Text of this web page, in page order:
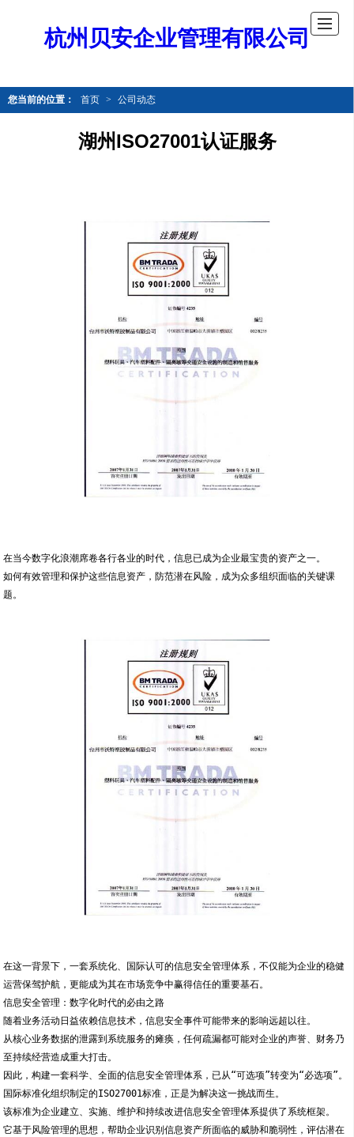
杭州贝安企业管理有限公司
您当前的位置： 首页 > 公司动态
湖州ISO27001认证服务
在当今数字化浪潮席卷各行各业的时代，信息已成为企业最宝贵的资产之一。
如何有效管理和保护这些信息资产，防范潜在风险，成为众多组织面临的关键课
题。
在这一背景下，一套系统化、国际认可的信息安全管理体系，不仅能为企业的稳健
运营保驾护航，更能成为其在市场竞争中赢得信任的重要基石。
信息安全管理：数字化时代的必由之路
随着业务活动日益依赖信息技术，信息安全事件可能带来的影响远超以往。
从核心业务数据的泄露到系统服务的瘫痪，任何疏漏都可能对企业的声誉、财务乃
至持续经营造成重大打击。
因此，构建一套科学、全面的信息安全管理体系，已从“可选项”转变为“必选项”。
国际标准化组织制定的ISO27001标准，正是为解决这一挑战而生。
该标准为企业建立、实施、维护和持续改进信息安全管理体系提供了系统框架。
它基于风险管理的思想，帮助企业识别信息资产所面临的威胁和脆弱性，评估潜在